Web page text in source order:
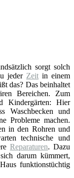
sorgt solch
jeder Zeit in einem
das? Das beinhaltet
Bereichen. Zum
Kindergärten: Hier
Waschbecken und
Probleme machen.
in den Rohren und
technische und
Reparaturen. Dazu
darum kümmert,
funktionstüchtig